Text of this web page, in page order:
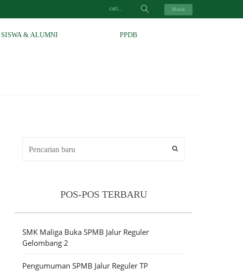
Masuk
SISWA & ALUMNI PPDB
POS-POS TERBARU
SMK Maliga Buka SPMB Jalur Reguler
Gelombang 2
Pengumuman SPMB Jalur Reguler TP